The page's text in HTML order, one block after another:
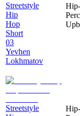
Streetstyle
Hip
Hop
Short
03
Yevhen
Lokhmatov
Streetstyle